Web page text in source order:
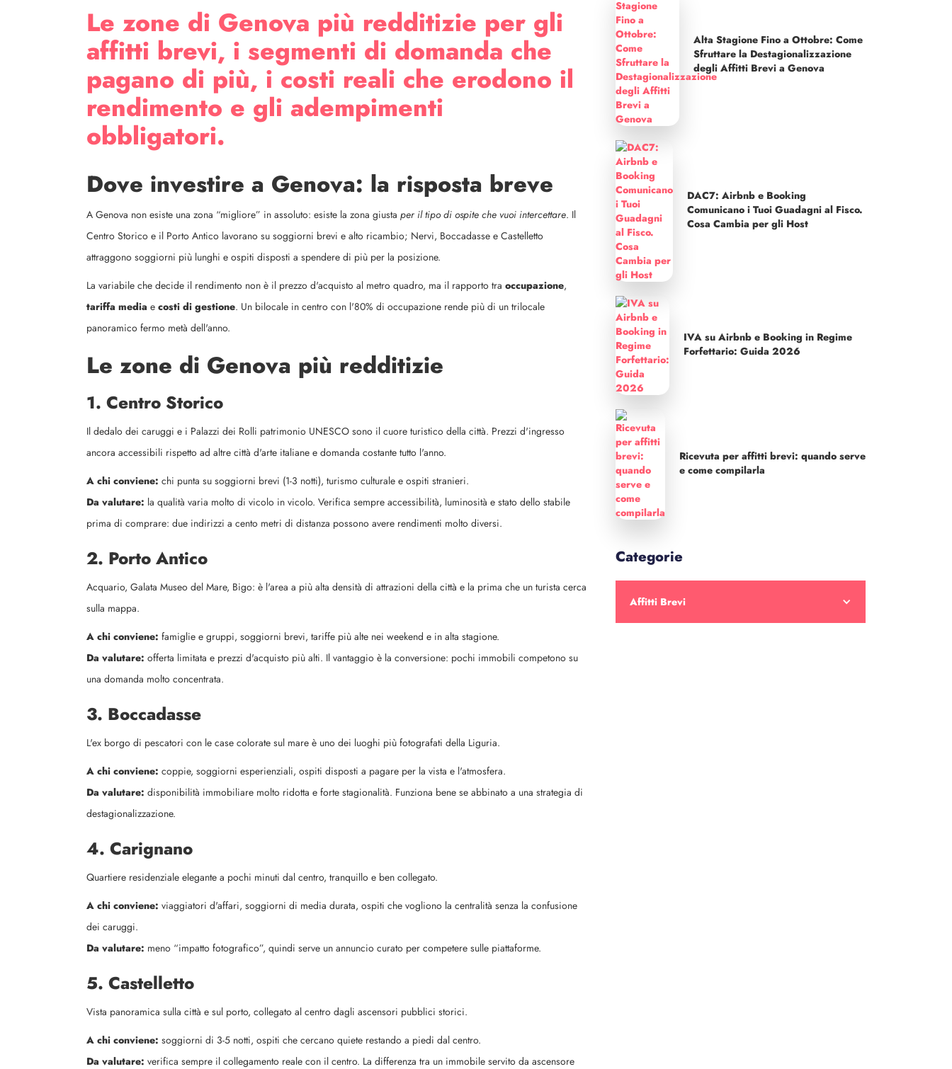
Le zone di Genova più redditizie per gli
affitti brevi, i segmenti di domanda che
pagano di più, i costi reali che erodono il
rendimento e gli adempimenti
obbligatori.
Dove investire a Genova: la risposta breve
A Genova non esiste una zona “migliore” in assoluto: esiste la zona giusta per il tipo di ospite che vuoi intercettare. Il
Centro Storico e il Porto Antico lavorano su soggiorni brevi e alto ricambio; Nervi, Boccadasse e Castelletto
attraggono soggiorni più lunghi e ospiti disposti a spendere di più per la posizione.
La variabile che decide il rendimento non è il prezzo d'acquisto al metro quadro, ma il rapporto tra occupazione,
tariffa media e costi di gestione. Un bilocale in centro con l'80% di occupazione rende più di un trilocale
panoramico fermo metà dell'anno.
Le zone di Genova più redditizie
1. Centro Storico
Il dedalo dei caruggi e i Palazzi dei Rolli patrimonio UNESCO sono il cuore turistico della città. Prezzi d'ingresso
ancora accessibili rispetto ad altre città d'arte italiane e domanda costante tutto l'anno.
A chi conviene: chi punta su soggiorni brevi (1-3 notti), turismo culturale e ospiti stranieri.
Da valutare: la qualità varia molto di vicolo in vicolo. Verifica sempre accessibilità, luminosità e stato dello stabile
prima di comprare: due indirizzi a cento metri di distanza possono avere rendimenti molto diversi.
2. Porto Antico
Acquario, Galata Museo del Mare, Bigo: è l'area a più alta densità di attrazioni della città e la prima che un turista cerca
sulla mappa.
A chi conviene: famiglie e gruppi, soggiorni brevi, tariffe più alte nei weekend e in alta stagione.
Da valutare: offerta limitata e prezzi d'acquisto più alti. Il vantaggio è la conversione: pochi immobili competono su
una domanda molto concentrata.
3. Boccadasse
L'ex borgo di pescatori con le case colorate sul mare è uno dei luoghi più fotografati della Liguria.
A chi conviene: coppie, soggiorni esperienziali, ospiti disposti a pagare per la vista e l'atmosfera.
Da valutare: disponibilità immobiliare molto ridotta e forte stagionalità. Funziona bene se abbinato a una strategia di
destagionalizzazione.
4. Carignano
Quartiere residenziale elegante a pochi minuti dal centro, tranquillo e ben collegato.
A chi conviene: viaggiatori d'affari, soggiorni di media durata, ospiti che vogliono la centralità senza la confusione
dei caruggi.
Da valutare: meno “impatto fotografico”, quindi serve un annuncio curato per competere sulle piattaforme.
5. Castelletto
Vista panoramica sulla città e sul porto, collegato al centro dagli ascensori pubblici storici.
A chi conviene: soggiorni di 3-5 notti, ospiti che cercano quiete restando a piedi dal centro.
Da valutare: verifica sempre il collegamento reale con il centro. La differenza tra un immobile servito da ascensore
Alta Stagione Fino a Ottobre: Come
Sfruttare la Destagionalizzazione
degli Affitti Brevi a Genova
DAC7: Airbnb e Booking
Comunicano i Tuoi Guadagni al Fisco.
Cosa Cambia per gli Host
IVA su Airbnb e Booking in Regime
Forfettario: Guida 2026
Ricevuta per affitti brevi: quando serve
e come compilarla
Categorie
Affitti Brevi